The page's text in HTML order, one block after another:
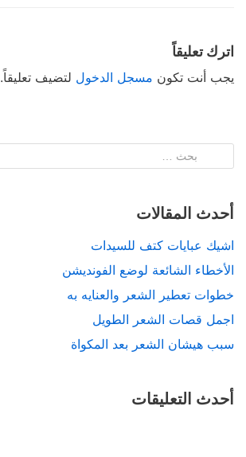
اترك تعليقاً
يجب أنت تكون مسجل الدخول لتضيف تعليقاً.
أحدث المقالات
اشيك عبايات كتف للسيدات
الأخطاء الشائعة لوضع الفونديشن
خطوات تعطير الشعر والعنايه به
اجمل قصات الشعر الطويل
سبب هيشان الشعر بعد المكواة
أحدث التعليقات